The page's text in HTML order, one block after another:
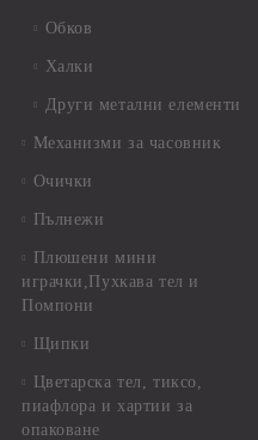
Обков
Халки
Други метални елементи
Механизми за часовник
Очички
Пълнежи
Плюшени мини
играчки,Пухкава тел и
Помпони
Щипки
Цветарска тел, тиксо,
пиафлора и хартии за
опаковане